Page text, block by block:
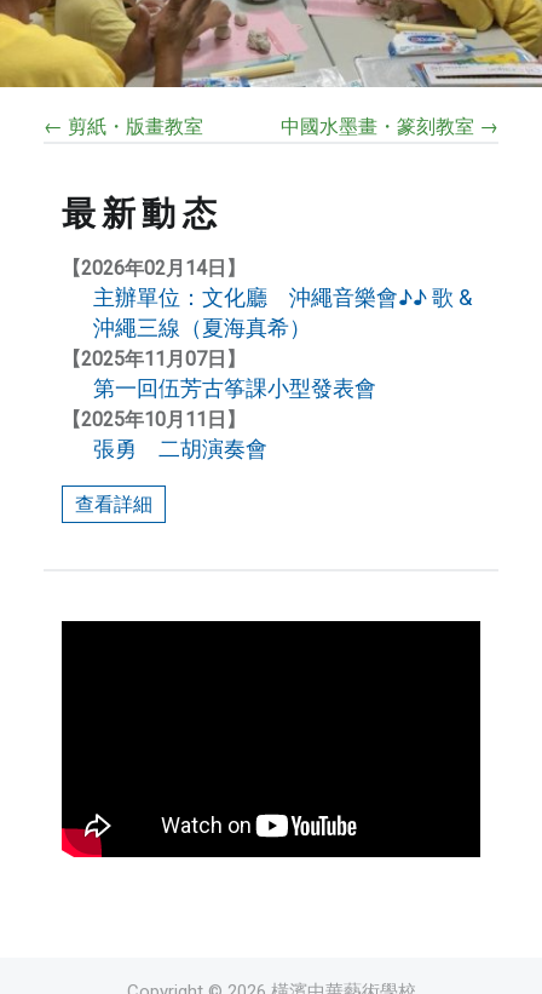
← 剪紙・版畫教室 中國水墨畫・篆刻教室 →
最新動态
【2026年02月14日】
主辦單位：文化廳 沖繩音樂會♪♪ 歌 &
沖繩三線（夏海真希）
【2025年11月07日】
第一回伍芳古筝課小型發表會
【2025年10月11日】
張勇 二胡演奏會
查看詳細